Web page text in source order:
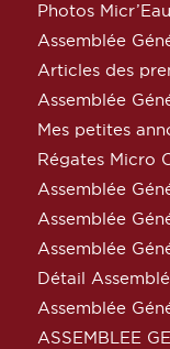
Photos
Assemblée
Articles des
Assemblée
Mes petites
Régates Micro
Assemblée
Assemblée
Assemblée
Détail
Assemblée
ASSEMBLEE